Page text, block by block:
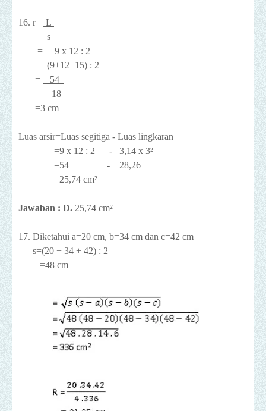
16. r= L
s
=
9 x 12 : 2
(9+12+15) : 2
=
54
18
=3 cm
Luas arsir=Luas segitiga - Luas lingkaran
=9 x 12 : 2 - 3,14 x 3²
=54 - 28,26
=25,74 cm²
Jawaban : D. 25,74 cm²
17. Diketahui a=20 cm, b=34 cm dan c=42 cm
s=(20 + 34 + 42) : 2
=48 cm